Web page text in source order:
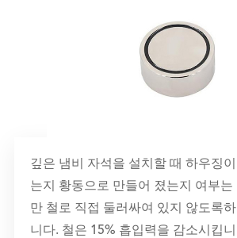
깊은 냄비 자석을 설치할 때 하우징
는지 황동으로 만들어 졌는지 여부는
만 철로 직접 둘러싸여 있지 않도록
니다. 철은 15% 흡입력을 감소시킵